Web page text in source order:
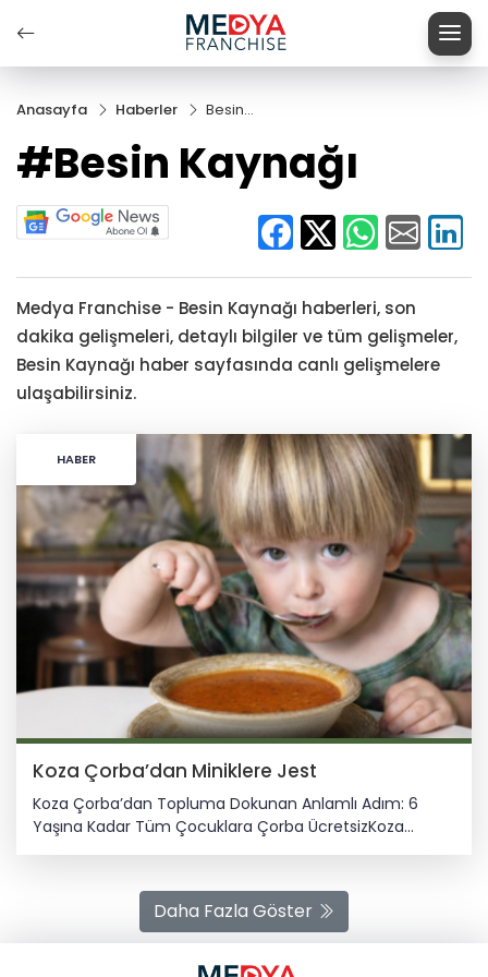
Anasayfa Haberler
Besin
#Besin Kaynağı
Medya Franchise - Besin Kaynağı haberleri, son
dakika gelişmeleri, detaylı bilgiler ve tüm gelişmeler,
Besin Kaynağı haber sayfasında canlı gelişmelere
ulaşabilirsiniz.
HABER
Koza Çorba’dan Miniklere Jest
Koza Çorba’dan Topluma Dokunan Anlamlı Adım: 6
Yaşına Kadar Tüm Çocuklara Çorba ÜcretsizKoza
Çorba’dan Topluma Dokunan Anlamlı Adım: 6 Yaşına
yaklaşımı ve sosyal sorumluluk anlayışıyla dikkat çeken
Koza Çorba, çocuklara yönelik örnek bir uygulamayı
hayata geçirdi. Alınan karar doğrultusunda, 6 yaşına
kadar tüm çocuklara çorba ücretsiz olarak ikram
Daha Fazla Göster